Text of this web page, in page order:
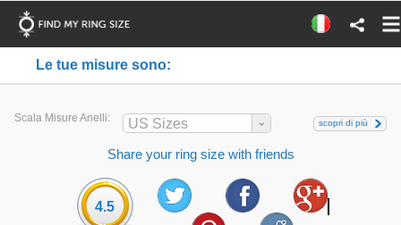
Le tue misure sono:
Scala Misure Anelli: US Sizes scopri di più
Share your ring size with friends
4.5